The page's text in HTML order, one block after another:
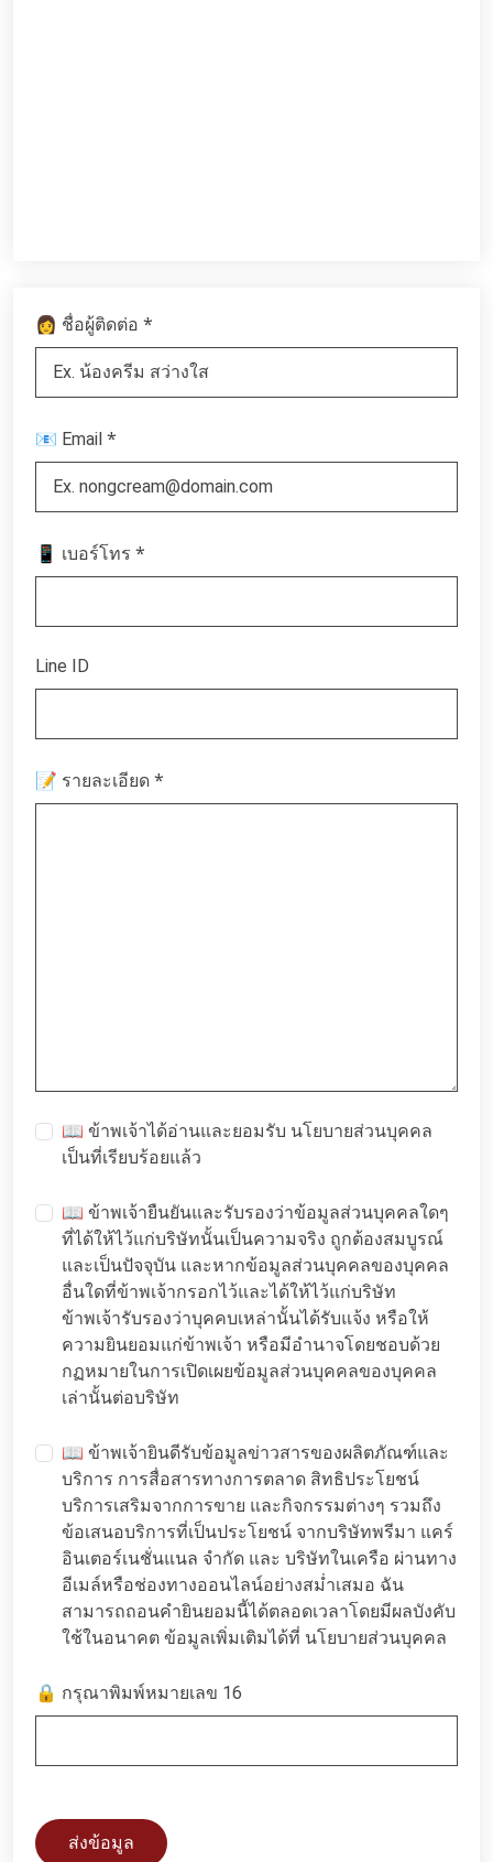
👩 ชื่อผู้ติดต่อ *
📧 Email *
📱 เบอร์โทร *
Line ID
📝 รายละเอียด *
📖 ข้าพเจ้าได้อ่านและยอมรับ นโยบายส่วนบุคคล
เป็นที่เรียบร้อยแล้ว
📖 ข้าพเจ้ายืนยันและรับรองว่าข้อมูลส่วนบุคคลใดๆ
ที่ได้ให้ไว้แก่บริษัทนั้นเป็นความจริง ถูกต้องสมบูรณ์
และเป็นปัจจุบัน และหากข้อมูลส่วนบุคคลของบุคคล
อื่นใดที่ข้าพเจ้ากรอกไว้และได้ให้ไว้แก่บริษัท
ข้าพเจ้ารับรองว่าบุคคบเหล่านั้นได้รับแจ้ง หรือให้
ความยินยอมแก่ข้าพเจ้า หรือมีอำนาจโดยชอบด้วย
กฏหมายในการเปิดเผยข้อมูลส่วนบุคคลของบุคคล
เล่านั้นต่อบริษัท
📖 ข้าพเจ้ายินดีรับข้อมูลข่าวสารของผลิตภัณฑ์และ
บริการ การสื่อสารทางการตลาด สิทธิประโยชน์
บริการเสริมจากการขาย และกิจกรรมต่างๆ รวมถึง
ข้อเสนอบริการที่เป็นประโยชน์ จากบริษัทพรีมา แคร์
อินเตอร์เนชั่นแนล จำกัด และ บริษัทในเครือ ผ่านทาง
อีเมล์หรือช่องทางออนไลน์อย่างสม่ำเสมอ ฉัน
สามารถถอนคำยินยอมนี้ได้ตลอดเวลาโดยมีผลบังคับ
ใช้ในอนาคต ข้อมูลเพิ่มเติมได้ที่ นโยบายส่วนบุคคล
🔒 กรุณาพิมพ์หมายเลข 16
ส่งข้อมูล